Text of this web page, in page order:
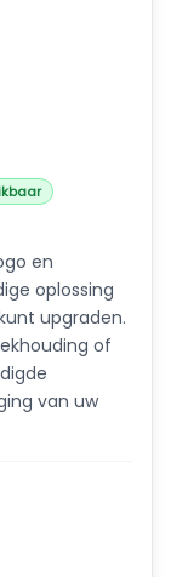
en
oplossing
upgraden.
of
van uw